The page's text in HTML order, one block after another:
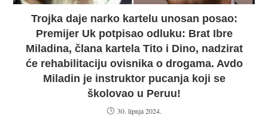
Trojka daje narko kartelu unosan posao:
Premijer Uk potpisao odluku: Brat Ibre
Miladina, člana kartela Tito i Dino, nadzirat
će rehabilitaciju ovisnika o drogama. Avdo
Miladin je instruktor pucanja koji se
školovao u Peruu!
30. lipnja 2024.